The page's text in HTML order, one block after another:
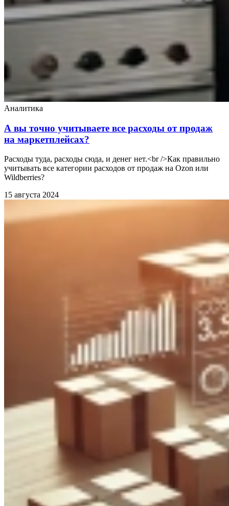
Аналитика
А вы точно учитываете все расходы от продаж
на маркетплейсах?
Расходы туда, расходы сюда, и денег нет.<br />Как правильно
учитывать все категории расходов от продаж на Ozon или
Wildberries?
15 августа 2024